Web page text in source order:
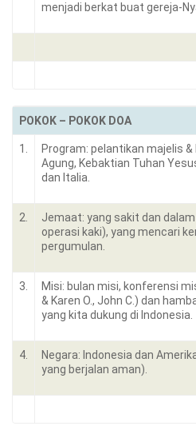
menjadi berkat buat gereja-
POKOK – POKOK DOA
1.
Program: pelantikan majelis
Agung, Kebaktian Tuhan
dan Italia.
2.
Jemaat: yang sakit dan
operasi kaki), yang mencari
pergumulan.
3.
Misi: bulan misi, konferensi
& Karen O., John C.) dan
yang kita dukung di Indonesia.
4.
Negara: Indonesia dan
yang berjalan aman).